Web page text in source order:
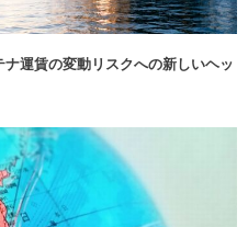
運賃の変動リスクへの新しいヘッ